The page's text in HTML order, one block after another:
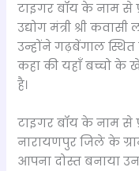
टाइगर बॉय के नाम से
उद्योग मंत्री श्री
उन्होंने गढ़बेंगाल स्थित
कहा की यहाँ बच्चो के
है।
टाइगर बॉय के नाम से
नारायणपुर जिले के
आपना दोस्त बनाया